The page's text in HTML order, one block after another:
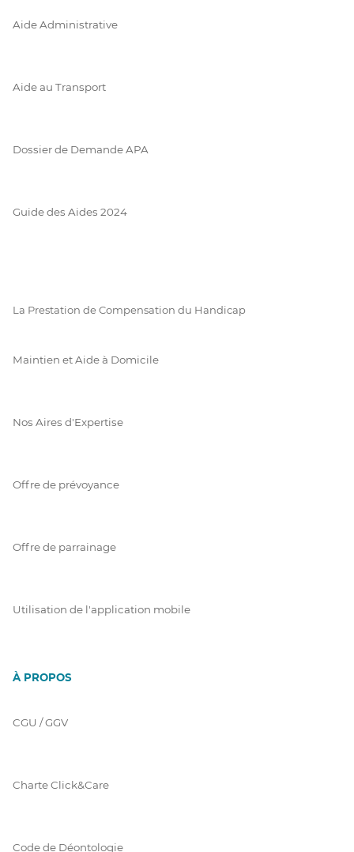
Aide Administrative
Aide au Transport
Dossier de Demande APA
Guide des Aides 2024
La Prestation de Compensation du Handicap
Maintien et Aide à Domicile
Nos Aires d'Expertise
Offre de prévoyance
Offre de parrainage
Utilisation de l'application mobile
À PROPOS
CGU / GGV
Charte Click&Care
Code de Déontologie